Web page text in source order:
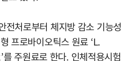
전처로부터 체지방 감소 기능성
프로바이오틱스 원료 ‘L.
주원료로 한다. 인체적용시험